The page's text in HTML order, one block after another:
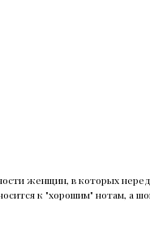
женщин, в которых
к "хорошим" нотам, а